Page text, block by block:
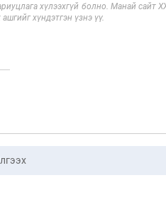
хүлээхгүй болно. Манай сайт
хүндэтгэн үзнэ үү.